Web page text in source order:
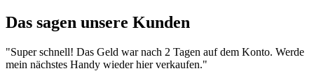
Das sagen unsere Kunden
"Super schnell! Das Geld war nach 2 Tagen auf dem Konto. Werde
mein nächstes Handy wieder hier verkaufen."